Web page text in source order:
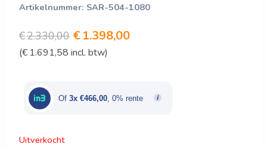
Artikelnummer: SAR-504-1080
€2.330,00 Oorspronkelijke
prijs
€2.330,00.
€1.398,00Huidige
€1.398,00.
(€ 1.691,58 incl. btw)
Of 3x €466,00 , 0% rente
Uitverkocht